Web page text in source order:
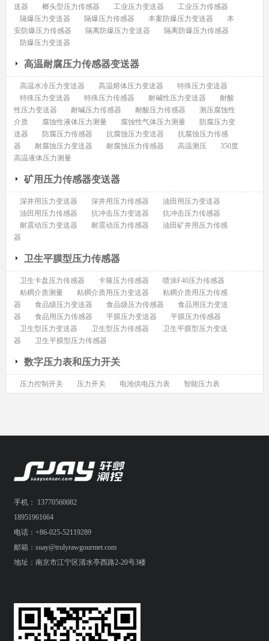
送器
榔头型压力传感器 工业压力变送器
工业压力传感器
隔爆压力变送器
隔爆压力传感器 本案防爆压力变送器
本
安防爆压力传感器
隔离防爆压力变送器
隔离防爆压力传感器
防爆压力变送器
高温耐腐压力传感器变送器
高温水冷压力变送器 高温熔体压力变送器
特殊压力变送器
特殊压力变送器
特殊压力传感器 耐碱性压力变送器
耐酸
性压力变送器
耐碱压力传感器 耐酸压力传感器
测压腐蚀性
介质
腐蚀性液体压力测量 腐蚀性气体压力测量
防腐压力变
送器
防腐压力传感器 抗腐蚀压力变送器
抗腐蚀压力传感
器
耐腐蚀压力变送器 耐腐蚀压力传感器 高温测压
350度
高温液体压力测量
矿用压力传感器变送器
深井用压力变送器 深井用压力传感器
油田用压力变送器
油田用压力传感器
抗冲击压力变送器
抗冲击压力传感器
耐震动压力变送器
耐震动压力传感器
油田矿井用压力传感
器
卫生平膜型压力传感器
卫生卡盘压力传感器 卡箍压力传感器
喷涂F40压力传感器
粘稠介质测量
粘稠介质用压力变送器
粘稠介质用压力传感
器
食品级压力变送器 食品级压力传感器
食品用压力变送
器
食品用压力传感器 平膜压力变送器
平膜压力传感器
卫生型压力变送器
卫生型压力传感器
卫生平膜型压力变送
器
卫生平膜型压力传感器
数字压力表和压力开关
压力控制开关 压力开关 电池供电压力表 智能压力表
手机： 13770560082
18951961664
电话：+86-025-52119289
邮箱：suay@trulyrawgourmet.com
地址：南京市江宁区清水亭西路2-20号3楼